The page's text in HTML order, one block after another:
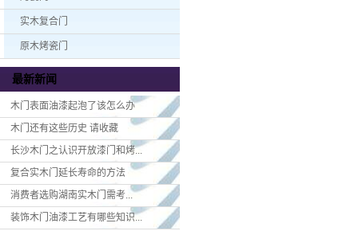
实木复合门
原木烤瓷门
最新新闻
木门表面油漆起泡了该怎么办
木门还有这些历史 请收藏
长沙木门之认识开放漆门和烤...
复合实木门延长寿命的方法
消费者选购湖南实木门​需考...
装饰木门油漆工艺有哪些知识...